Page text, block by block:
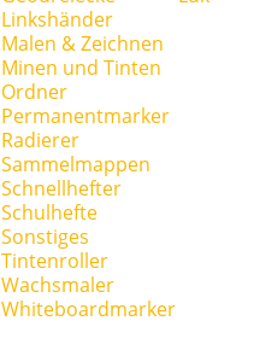
Linkshänder
Malen & Zeichnen
Minen und Tinten
Ordner
Permanentmarker
Radierer
Sammelmappen
Schnellhefter
Schulhefte
Sonstiges
Tintenroller
Wachsmaler
Whiteboardmarker